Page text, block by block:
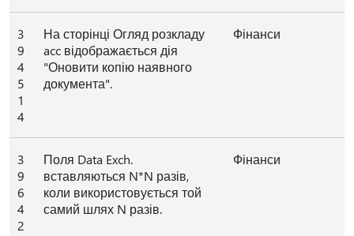
3
9
4
5
1
4
На сторінці Огляд розкладу
acc відображається дія
"Оновити копію наявного
документа".
Фінанси
3
9
6
4
2
Поля Data Exch.
вставляються N*N разів,
коли використовується той
самий шлях N разів.
Фінанси